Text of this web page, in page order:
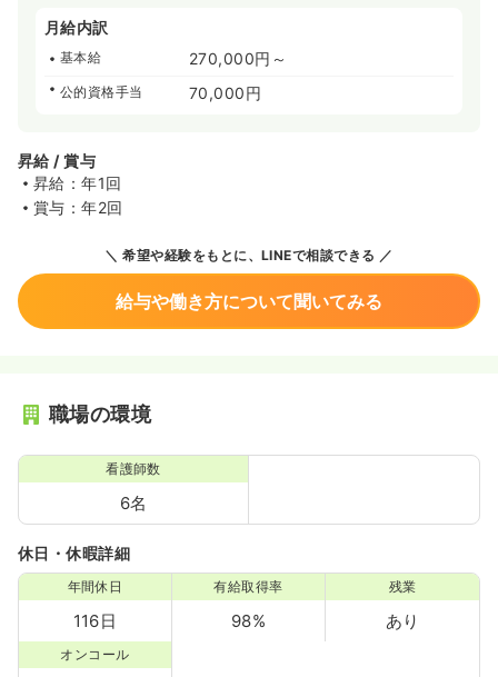
月給内訳
基本給 270,000円～
公的資格手当 70,000円
昇給 / 賞与
昇給：年1回
賞与：年2回
希望や経験をもとに、LINEで相談できる
給与や働き方について聞いてみる
職場の環境
看護師数
6名
休日・休暇詳細
年間休日
116日
有給取得率
98%
残業
あり
オンコール